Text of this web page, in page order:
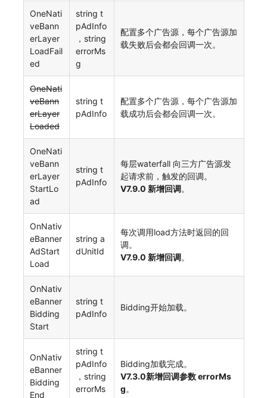
OneNati
veBann
erLayer
LoadFail
ed
string t
pAdInfo
，string
errorMs
g
配置多个广告源，每个广告源加
载失败后会都会回调一次。
OneNati
veBann
erLayer
Loaded
string t
pAdInfo
配置多个广告源，每个广告源加
载成功后会都会回调一次。
OneNati
veBann
erLayer
StartLo
ad
string t
pAdInfo
每层waterfall 向三方广告源发
起请求前，触发的回调。
V7.9.0 新增回调。
OnNativ
eBanner
AdStart
Load
string a
dUnitId
每次调用load方法时返回的回
调。
V7.9.0 新增回调。
OnNativ
eBanner
Bidding
Start
string t
pAdInfo
Bidding开始加载。
OnNativ
eBanner
Bidding
End
string t
pAdInfo
，string
errorMs
Bidding加载完成。
V7.3.0新增回调参数 errorMs
g。